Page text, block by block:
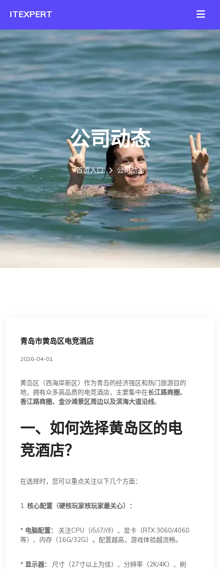
公司动态
首页入口 公司动态
青岛市黄岛区电竞酒店
2026-04-01
黄岛区（西海岸新区）作为青岛的经济强区和热门旅游目的
地，拥有众多高品质的电竞酒店，主要集中在长江路商圈、
香江路商圈、金沙滩景区周边以及滨海大道沿线。
一、如何选择黄岛区的电
竞酒店？
在选择时，您可以重点关注以下几个方面：
1. 核心配置（硬核玩家核玩家最关心）：
* 电脑配置：
关注CPU（i5/i7/i9）、显卡（RTX 3060/4060
等）、内存（16G/32G）。配置越高，游戏体验越流畅。
* 显示器：
尺寸（27寸以上为佳）、分辨率（2K/4K）、刷